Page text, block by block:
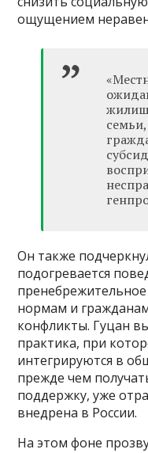
ощущением
Он также
подогревается
нормам и
конфликты. Гуцан
практика, при
интегрируются в
прежде чем
поддержку, уже
внедрена в России.
На этом фоне